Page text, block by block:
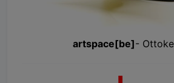
artspace[be]-